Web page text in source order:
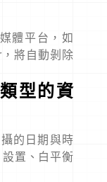
體平台，如
將自動剝除
型的資
的日期與時
置、白平衡